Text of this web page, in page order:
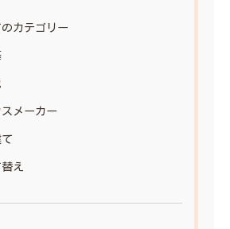
のカテゴリー
メーカー
え